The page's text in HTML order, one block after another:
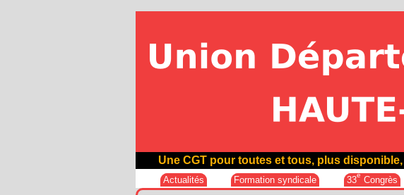
Une CGT pour toutes et tous, plus
Actualités Formation syndicale 33
e
Congrès